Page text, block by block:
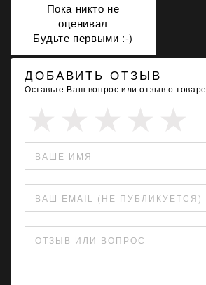
Пока никто не
оценивал
Будьте первыми :-)
ДОБАВИТЬ ОТЗЫВ
Оставьте Ваш вопрос или отзыв о товаре
ВАШЕ ИМЯ
ВАШ EMAIL (НЕ ПУБЛИКУЕТСЯ)
ОТЗЫВ ИЛИ ВОПРОС